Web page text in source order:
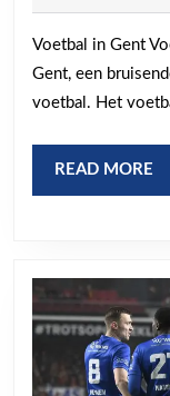
Voetbal in Gent
Gent, een
voetbal. Het
READ MORE